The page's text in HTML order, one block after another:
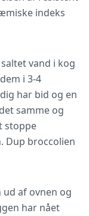
indeks
vand i kog
i 3-4
har bid og en
samme og
stoppe
Dup broccolien
af ovnen og
har nået